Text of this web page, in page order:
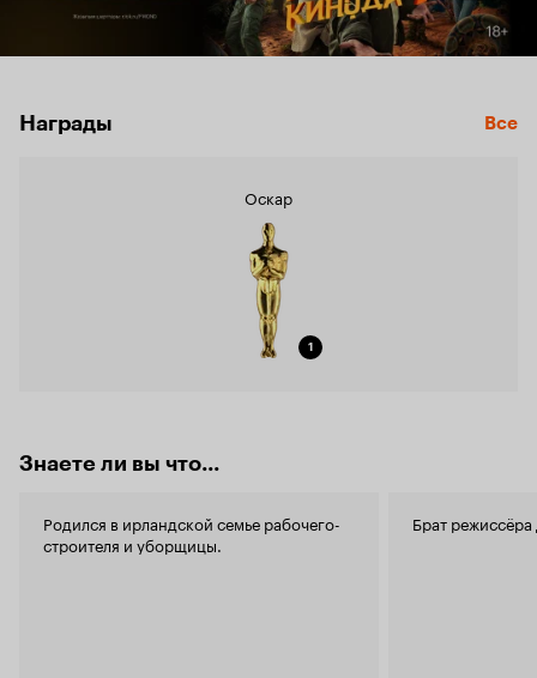
Награды Все
Оскар
1
Знаете ли вы что...
Родился в ирландской семье рабочего-
строителя и уборщицы.
Брат режиссёра